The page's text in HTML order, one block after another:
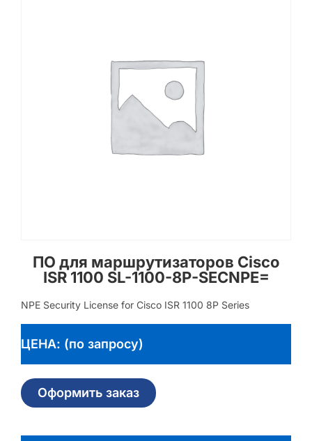
ПО для маршрутизаторов Cisco
ISR 1100 SL-1100-8P-SECNPE=
NPE Security License for Cisco ISR 1100 8P Series
ЦЕНА: (по запросу)
Оформить заказ